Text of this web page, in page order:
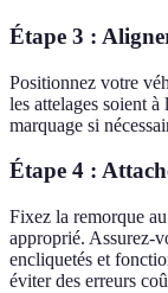
Étape 3 :
Positionnez votre
les attelages soient
marquage si
Étape 4 :
Fixez la remorque
approprié. Assurez-
encliquetés et
éviter des erreurs